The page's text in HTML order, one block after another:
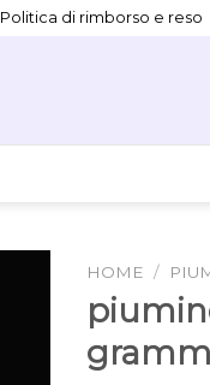
Politica di rimborso e reso
HOME /